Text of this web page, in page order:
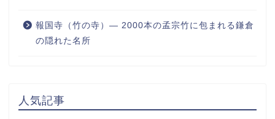
報国寺（竹の寺）― 2000本の孟宗竹に包まれる鎌倉
の隠れた名所
人気記事